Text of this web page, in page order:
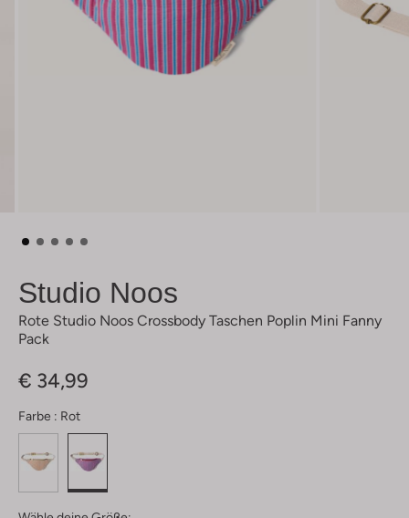
Studio Noos
Rote Studio Noos Crossbody Taschen Poplin Mini Fanny
Pack
€ 34,99
Farbe : Rot